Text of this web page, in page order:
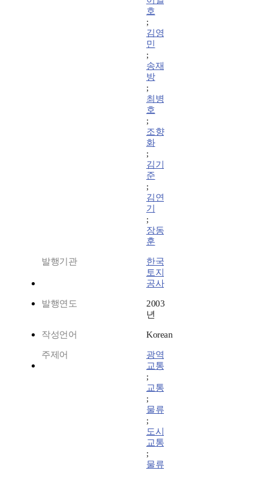
호
;
김영
민
;
송재
방
;
최병
호
;
조향
화
;
김기
준
;
김연
기
;
장동
훈
발행기관
한국
토지
공사
발행연도
2003
년
작성언어 Korean
주제어
광역
교통
;
교통
;
물류
;
도시
교통
;
물류